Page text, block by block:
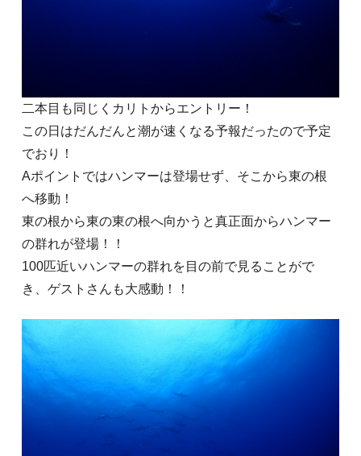
二本目も同じくカリトからエントリー！
この日はだんだんと潮が速くなる予報だったので予定
でおり！
Aポイントではハンマーは登場せず、そこから東の根
へ移動！
東の根から東の東の根へ向かうと真正面からハンマー
の群れが登場！！
100匹近いハンマーの群れを目の前で見ることがで
き、ゲストさんも大感動！！